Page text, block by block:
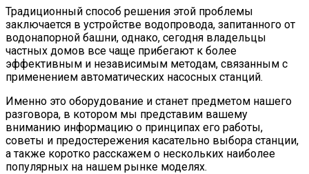
Традиционный способ решения этой проблемы
заключается в устройстве водопровода, запитанного от
водонапорной башни, однако, сегодня владельцы
частных домов все чаще прибегают к более
эффективным и независимым методам, связанным с
применением автоматических насосных станций.
Именно это оборудование и станет предметом нашего
разговора, в котором мы представим вашему
вниманию информацию о принципах его работы,
советы и предостережения касательно выбора станции,
а также коротко расскажем о нескольких наиболее
популярных на нашем рынке моделях.